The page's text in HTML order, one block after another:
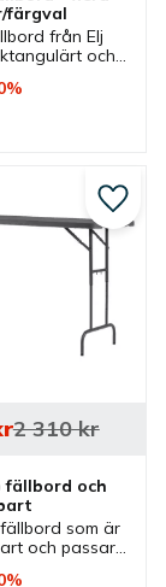
färgval
från Elj
och
Bord som
och
%
och
som är
och passar
2 310kr
%
Lägg